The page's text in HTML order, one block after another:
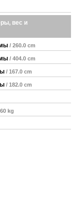
вес и
/ 260.0 cm
/ 404.0 cm
/ 167.0 cm
/ 182.0 cm
kg